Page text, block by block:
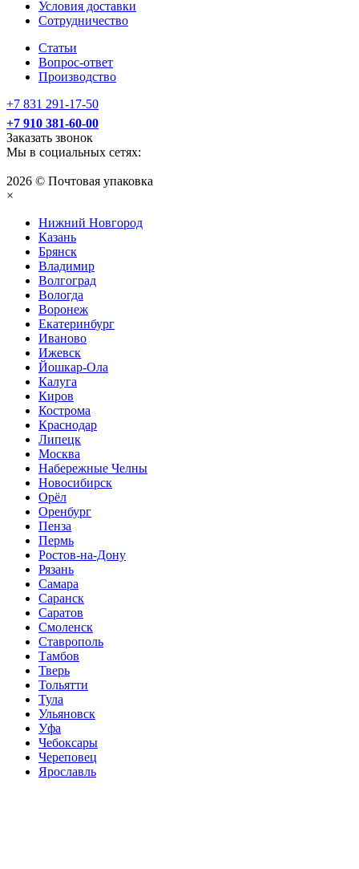
Условия доставки
Сотрудничество
Статьи
Вопрос-ответ
Производство
+7 831 291-17-50
+7 910 381-60-00
Заказать звонок
Мы в социальных сетях:
2026 © Почтовая упаковка
×
Нижний Нoвгород
Казань
Брянск
Владимир
Волгоград
Вологда
Воронеж
Екатеринбург
Иваново
Ижевск
Йошкар-Ола
Калуга
Киров
Кострома
Краснодар
Липецк
Москва
Набережные Челны
Новосибирск
Орёл
Оренбург
Пенза
Пермь
Ростов-на-Дону
Рязань
Самара
Саранск
Саратов
Смоленск
Ставрополь
Тамбов
Тверь
Тольятти
Тула
Ульяновск
Уфа
Чебоксары
Череповец
Ярославль